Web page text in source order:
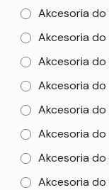
Akcesoria
Akcesoria do
Akcesoria
Akcesoria
Akcesoria
Akcesoria
Akcesoria
Akcesoria do